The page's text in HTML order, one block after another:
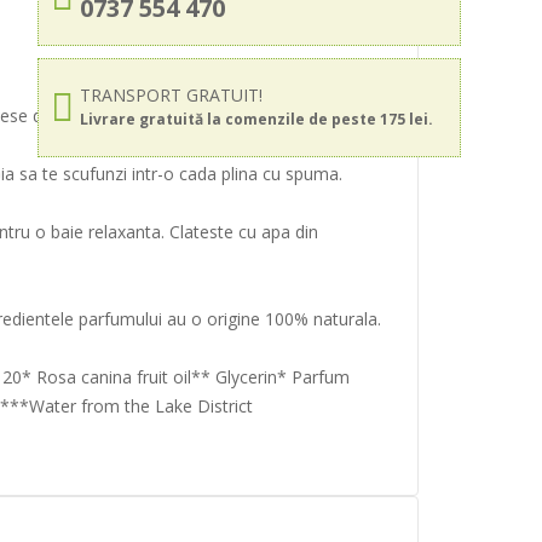
0737 554 470
TRANSPORT GRATUIT!
Livrare gratuită la comenzile de peste 175 lei.
din compozitie, in timp ce betaina calmeaza
sa te scufunzi intr-o cada plina cu spuma.
o baie relaxanta. Clateste cu apa din
parfumului au o origine 100% naturala.
Rosa canina fruit oil** Glycerin* Parfum
from the Lake District